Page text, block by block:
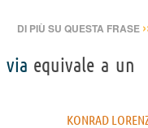
DI PIÙ SU QUESTA FRASE
via equivale a un
KONRAD